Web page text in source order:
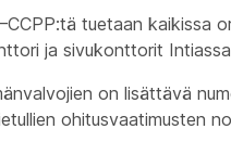
tuetaan kaikissa
ja sivukonttorit
on lisättävä
ohitusvaatimusten